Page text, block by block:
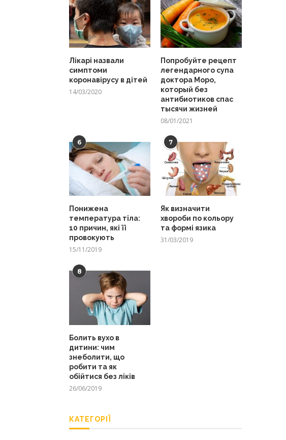
Лікарі назвали
симптоми
коронавірусу в дітей
14/03/2020
Попробуйте рецепт
легендарного супа
доктора Моро,
который без
антибиотиков спас
тысячи жизней
08/01/2021
6
Понижена
температура тіла:
10 причин, які її
провокують
15/11/2019
7
Як визначити
хвороби по кольору
та формі язика
31/03/2019
8
Болить вухо в
дитини: чим
знеболити, що
робити та як
обійтися без ліків
26/06/2019
КАТЕГОРІЇ